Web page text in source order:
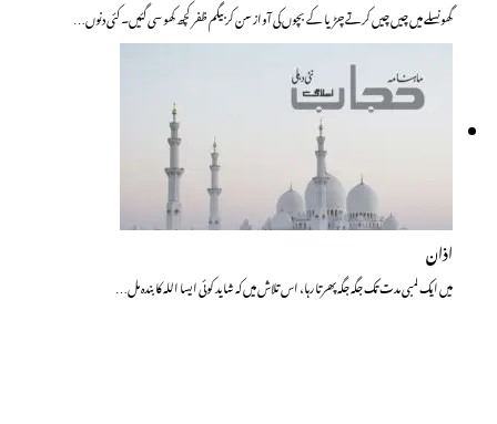
گھونسلے میں چیں چیں کرتے چڑیا کے بچوں کی آواز سن کر بیگم ظفر کچھ کھو سی گئیں۔ کئی دنوں…
اذان
میں ایک لمبی مدت تک جگہ جگہ پھرتا رہا، اس تلاش میں کہ شاید کوئی ایسا اللہ کا بندہ مل…